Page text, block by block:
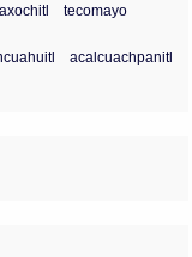
tecomayo
acalcuachpanitl